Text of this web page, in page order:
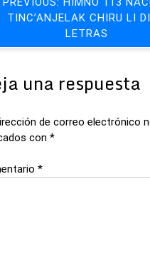
TINC’ANJELAK CHIRU LI
LETRAS
una respuesta
de correo electrónico
con *
*